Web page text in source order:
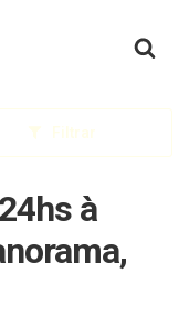
Filtrar
à